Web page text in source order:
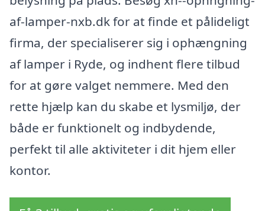
af-lamper-nxb.dk for at finde et pålideligt
firma, der specialiserer sig i ophængning
af lamper i Ryde, og indhent flere tilbud
for at gøre valget nemmere. Med den
rette hjælp kan du skabe et lysmiljø, der
både er funktionelt og indbydende,
perfekt til alle aktiviteter i dit hjem eller
kontor.